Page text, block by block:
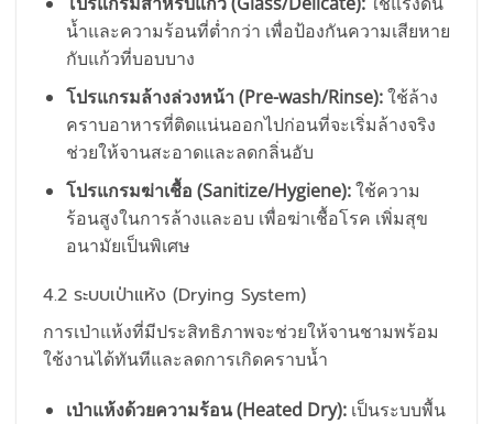
น้ำและความร้อนที่ต่ำกว่า เพื่อป้องกันความเสียหาย
กับแก้วที่บอบบาง
โปรแกรมล้างล่วงหน้า (Pre-wash/Rinse):ใช้ล้าง
คราบอาหารที่ติดแน่นออกไปก่อนที่จะเริ่มล้างจริง
ช่วยให้จานสะอาดและลดกลิ่นอับ
โปรแกรมฆ่าเชื้อ (Sanitize/Hygiene):ใช้ความ
ร้อนสูงในการล้างและอบ เพื่อฆ่าเชื้อโรค เพิ่มสุข
อนามัยเป็นพิเศษ
4.2 ระบบเป่าแห้ง (Drying System)
การเป่าแห้งที่มีประสิทธิภาพจะช่วยให้จานชามพร้อม
ใช้งานได้ทันทีและลดการเกิดคราบน้ำ
เป่าแห้งด้วยความร้อน (Heated Dry):เป็นระบบพื้น